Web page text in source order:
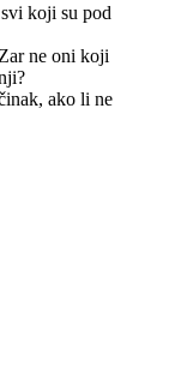
koji su pod
ne oni koji
ako li ne